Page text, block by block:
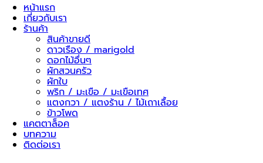
หน้าแรก
เกี่ยวกับเรา
ร้านค้า
สินค้าขายดี
ดาวเรือง / marigold
ดอกไม้อื่นๆ
ผักสวนครัว
ผักใบ
พริก / มะเขือ / มะเขือเทศ
แตงกวา / แตงร้าน / ไม้เถาเลื้อย
ข้าวโพด
แคตตาล็อค
บทความ
ติดต่อเรา